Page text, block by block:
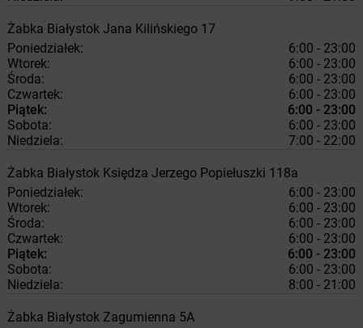
Żabka Białystok Jana Kilińskiego 17
Poniedziałek:
6:00 - 23:00
Wtorek:
6:00 - 23:00
Środa:
6:00 - 23:00
Czwartek:
6:00 - 23:00
Piątek:
6:00 - 23:00
Sobota:
6:00 - 23:00
Niedziela:
7:00 - 22:00
Żabka Białystok Księdza Jerzego Popiełuszki 118a
Poniedziałek:
6:00 - 23:00
Wtorek:
6:00 - 23:00
Środa:
6:00 - 23:00
Czwartek:
6:00 - 23:00
Piątek:
6:00 - 23:00
Sobota:
6:00 - 23:00
Niedziela:
8:00 - 21:00
Żabka Białystok Zagumienna 5A